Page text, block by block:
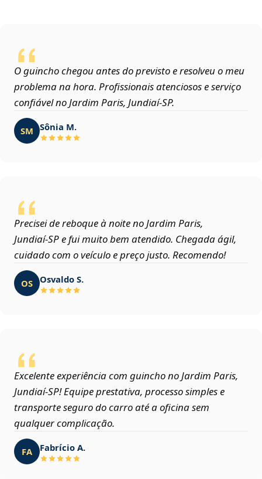
O guincho chegou antes do previsto e resolveu o meu
problema na hora. Profissionais atenciosos e serviço
confiável no Jardim Paris, Jundiaí‑SP.
SM Sônia M.
Precisei de reboque à noite no Jardim Paris,
Jundiaí‑SP e fui muito bem atendido. Chegada ágil,
cuidado com o veículo e preço justo. Recomendo!
OS Osvaldo S.
Excelente experiência com guincho no Jardim Paris,
Jundiaí‑SP! Equipe prestativa, processo simples e
transporte seguro do carro até a oficina sem
qualquer complicação.
FA Fabrício A.